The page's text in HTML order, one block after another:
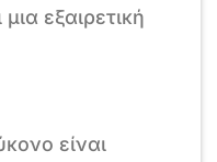
εξαιρετική
είναι